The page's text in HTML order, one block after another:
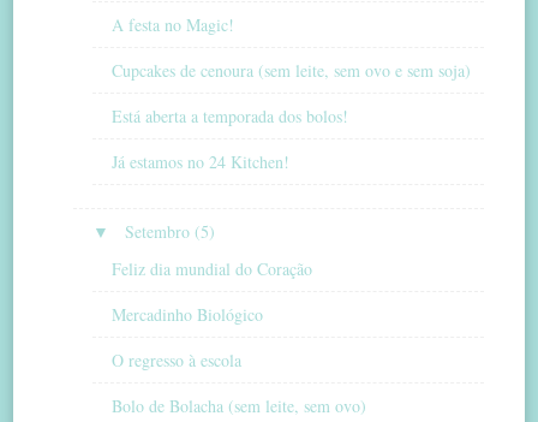
A festa no Magic!
Cupcakes de cenoura (sem leite, sem ovo e sem soja)
Está aberta a temporada dos bolos!
Já estamos no 24 Kitchen!
▼
Setembro (5)
Feliz dia mundial do Coração
Mercadinho Biológico
O regresso à escola
Bolo de Bolacha (sem leite, sem ovo)